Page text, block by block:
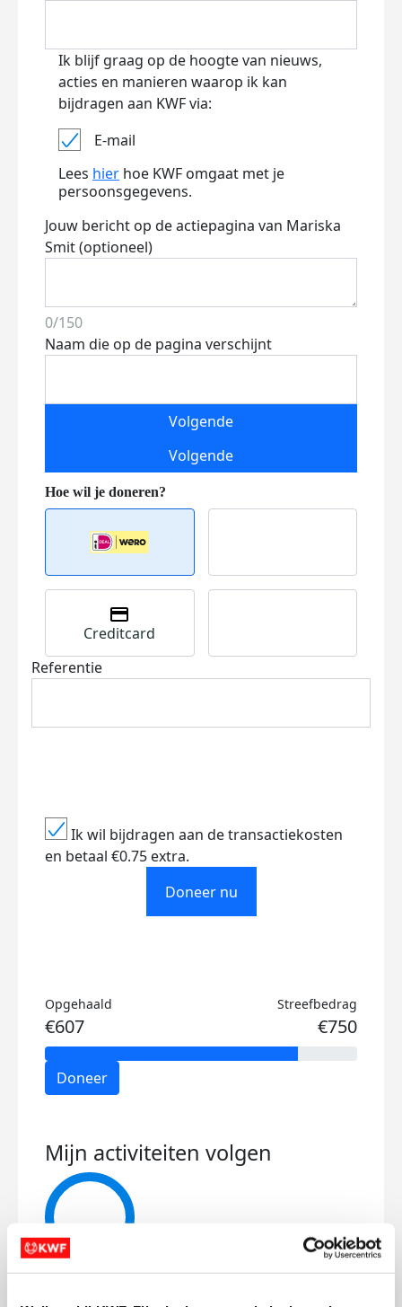
Ik blijf graag op de hoogte van nieuws,
acties en manieren waarop ik kan
bijdragen aan KWF via:
E-mail
Lees hier hoe KWF omgaat met je
persoonsgegevens.
Jouw bericht op de actiepagina van Mariska
Smit (optioneel)
0/150
Naam die op de pagina verschijnt
Volgende
Volgende
Creditcard
Referentie
Ik wil bijdragen aan de transactiekosten
en betaal €0.75 extra.
Doneer nu
Opgehaald
€607
Streefbedrag
€750
Doneer
Mijn activiteiten volgen
21